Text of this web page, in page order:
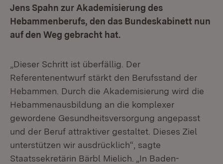
Jens Spahn zur Akademisierung des
Hebammenberufs, den das Bundeskabinett nun
auf den Weg gebracht hat.
„Dieser Schritt ist überfällig. Der
Referentenentwurf stärkt den Berufsstand der
Hebammen. Durch die Akademisierung wird die
Hebammenausbildung an die komplexer
gewordene Gesundheitsversorgung angepasst
und der Beruf attraktiver gestaltet. Dieses Ziel
unterstützen wir ausdrücklich“, sagte
Staatssekretärin Bärbl Mielich. „In Baden-